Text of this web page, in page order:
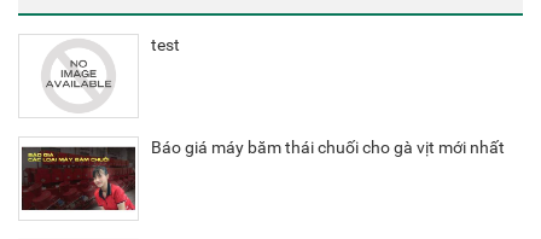
test
Báo giá máy băm thái chuối cho gà vịt mới nhất